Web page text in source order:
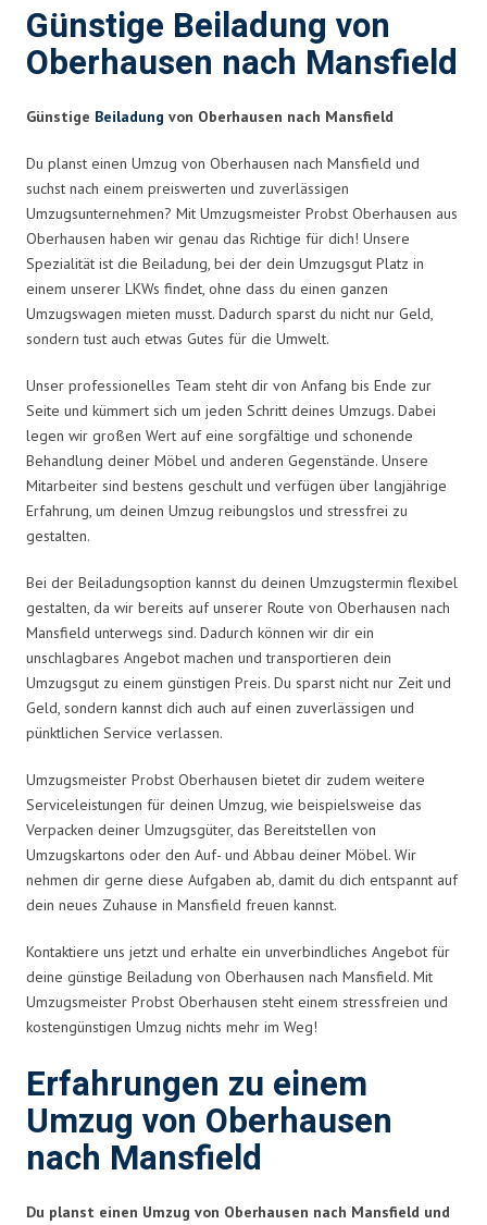
Günstige Beiladung von
Oberhausen nach Mansfield
Günstige Beiladung von Oberhausen nach Mansfield
Du planst einen Umzug von Oberhausen nach Mansfield und
suchst nach einem preiswerten und zuverlässigen
Umzugsunternehmen? Mit Umzugsmeister Probst Oberhausen aus
Oberhausen haben wir genau das Richtige für dich! Unsere
Spezialität ist die Beiladung, bei der dein Umzugsgut Platz in
einem unserer LKWs findet, ohne dass du einen ganzen
Umzugswagen mieten musst. Dadurch sparst du nicht nur Geld,
sondern tust auch etwas Gutes für die Umwelt.
Unser professionelles Team steht dir von Anfang bis Ende zur
Seite und kümmert sich um jeden Schritt deines Umzugs. Dabei
legen wir großen Wert auf eine sorgfältige und schonende
Behandlung deiner Möbel und anderen Gegenstände. Unsere
Mitarbeiter sind bestens geschult und verfügen über langjährige
Erfahrung, um deinen Umzug reibungslos und stressfrei zu
gestalten.
Bei der Beiladungsoption kannst du deinen Umzugstermin flexibel
gestalten, da wir bereits auf unserer Route von Oberhausen nach
Mansfield unterwegs sind. Dadurch können wir dir ein
unschlagbares Angebot machen und transportieren dein
Umzugsgut zu einem günstigen Preis. Du sparst nicht nur Zeit und
Geld, sondern kannst dich auch auf einen zuverlässigen und
pünktlichen Service verlassen.
Umzugsmeister Probst Oberhausen bietet dir zudem weitere
Serviceleistungen für deinen Umzug, wie beispielsweise das
Verpacken deiner Umzugsgüter, das Bereitstellen von
Umzugskartons oder den Auf- und Abbau deiner Möbel. Wir
nehmen dir gerne diese Aufgaben ab, damit du dich entspannt auf
dein neues Zuhause in Mansfield freuen kannst.
Kontaktiere uns jetzt und erhalte ein unverbindliches Angebot für
deine günstige Beiladung von Oberhausen nach Mansfield. Mit
Umzugsmeister Probst Oberhausen steht einem stressfreien und
kostengünstigen Umzug nichts mehr im Weg!
Erfahrungen zu einem
Umzug von Oberhausen
nach Mansfield
Du planst einen Umzug von Oberhausen nach Mansfield und